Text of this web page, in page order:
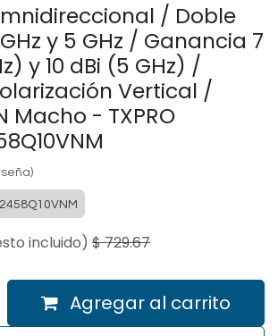
/ Doble
y 5 GHz / Ganancia 7
y 10 dBi (5 GHz) /
Vertical /
Macho - TXPRO
incluido) $729.67
Agregar al carrito